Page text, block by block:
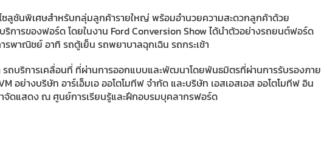
ซลูชันพิเศษสำหรับกลุ่มลูกค้ารายใหญ่ พร้อมอำนวยความสะดวกลูกค้าด้วย
การของฟอร์ด โดยในงาน Ford Conversion Show ได้นำตัวอย่างรถยนต์ฟอร์ด
พาณิชย์ อาทิ รถตู้เย็น รถพยาบาลฉุกเฉิน รถกระเช้า
ถบริการเคลื่อนที่ ที่ผ่านการออกแบบและพัฒนาโดยพันธมิตรที่ผ่านการรับรองภาย
อย่างบริษัท อาร์เอ็มเอ ออโตโมทีฟ จำกัด และบริษัท เอสเอสเอส ออโตโมทีฟ อิน
จัดแสดง ณ ศูนย์การเรียนรู้และฝึกอบรมบุคลากรฟอร์ด